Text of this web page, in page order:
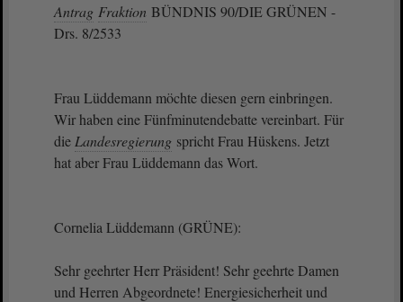
Antrag Fraktion BÜNDNIS 90/DIE GRÜNEN -
Drs. 8/2533
Frau Lüddemann möchte diesen gern einbringen.
Wir haben eine Fünfminutendebatte vereinbart. Für
die Landesregierung spricht Frau Hüskens. Jetzt
hat aber Frau Lüddemann das Wort.
Cornelia Lüddemann (GRÜNE):
Sehr geehrter Herr Präsident! Sehr geehrte Damen
und Herren Abgeordnete! Energiesicherheit und